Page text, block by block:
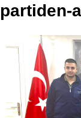
BAYKAN
PERVARI
ŞIRVAN
partiden-